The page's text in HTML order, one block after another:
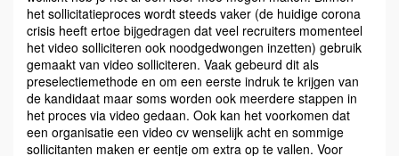
het sollicitatieproces wordt steeds vaker (de huidige corona
crisis heeft ertoe bijgedragen dat veel recruiters momenteel
het video solliciteren ook noodgedwongen inzetten) gebruik
gemaakt van video solliciteren. Vaak gebeurd dit als
preselectiemethode en om een eerste indruk te krijgen van
de kandidaat maar soms worden ook meerdere stappen in
het proces via video gedaan. Ook kan het voorkomen dat
een organisatie een video cv wenselijk acht en sommige
sollicitanten maken er eentje om extra op te vallen. Voor